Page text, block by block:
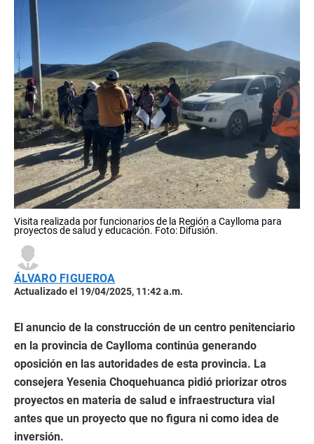
Visita realizada por funcionarios de la Región a Caylloma para
proyectos de salud y educación. Foto: Difusión.
ÁLVARO FIGUEROA
Actualizado el 19/04/2025, 11:42 a.m.
El anuncio de la construcción de un centro penitenciario
en la provincia de Caylloma continúa generando
oposición en las autoridades de esta provincia. La
consejera Yesenia Choquehuanca pidió priorizar otros
proyectos en materia de salud e infraestructura vial
antes que un proyecto que no figura ni como idea de
inversión.